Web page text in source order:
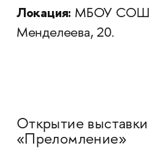
Локация: МБОУ СОШ
Менделеева, 20.
Открытие выставки
«Преломление»